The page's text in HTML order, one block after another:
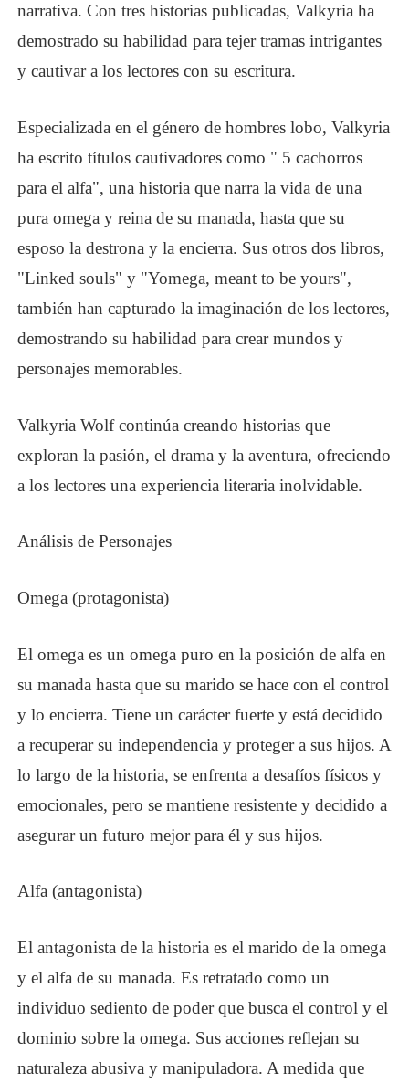
narrativa. Con tres historias publicadas, Valkyria ha
demostrado su habilidad para tejer tramas intrigantes
y cautivar a los lectores con su escritura.
Especializada en el género de hombres lobo, Valkyria
ha escrito títulos cautivadores como " 5 cachorros
para el alfa", una historia que narra la vida de una
pura omega y reina de su manada, hasta que su
esposo la destrona y la encierra. Sus otros dos libros,
"Linked souls" y "Yomega, meant to be yours",
también han capturado la imaginación de los lectores,
demostrando su habilidad para crear mundos y
personajes memorables.
Valkyria Wolf continúa creando historias que
exploran la pasión, el drama y la aventura, ofreciendo
a los lectores una experiencia literaria inolvidable.
Análisis de Personajes
Omega (protagonista)
El omega es un omega puro en la posición de alfa en
su manada hasta que su marido se hace con el control
y lo encierra. Tiene un carácter fuerte y está decidido
a recuperar su independencia y proteger a sus hijos. A
lo largo de la historia, se enfrenta a desafíos físicos y
emocionales, pero se mantiene resistente y decidido a
asegurar un futuro mejor para él y sus hijos.
Alfa (antagonista)
El antagonista de la historia es el marido de la omega
y el alfa de su manada. Es retratado como un
individuo sediento de poder que busca el control y el
dominio sobre la omega. Sus acciones reflejan su
naturaleza abusiva y manipuladora. A medida que